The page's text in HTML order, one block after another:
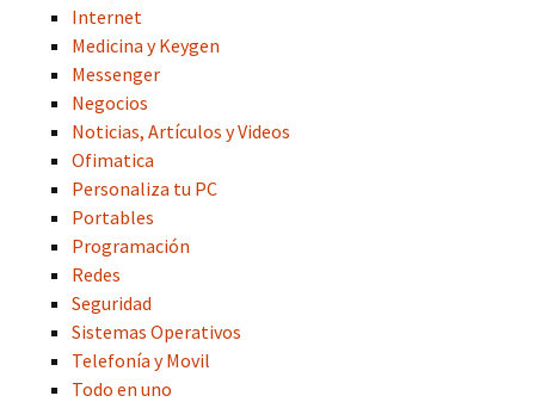
Internet
Medicina y Keygen
Messenger
Negocios
Noticias, Artículos y Videos
Ofimatica
Personaliza tu PC
Portables
Programación
Redes
Seguridad
Sistemas Operativos
Telefonía y Movil
Todo en uno